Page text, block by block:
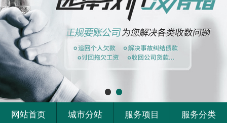
网站首页 城市分站 服务项目 服务分类